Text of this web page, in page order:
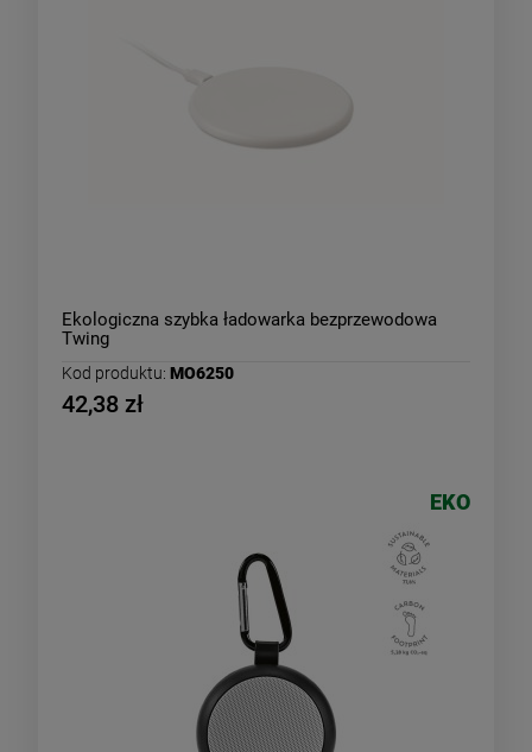
Ekologiczna szybka ładowarka bezprzewodowa
Twing
Kod produktu: MO6250
42,38 zł
EKO